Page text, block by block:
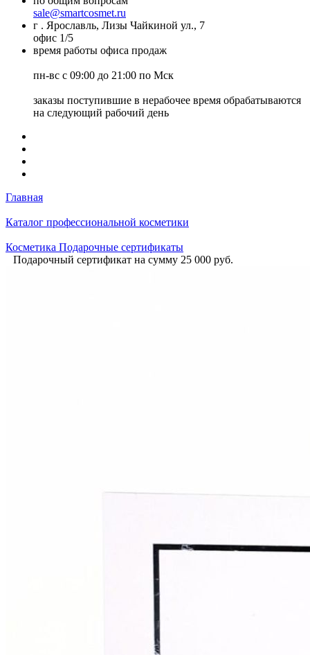
sale@smartcosmet.ru
г . Ярославль, Лизы Чайкиной ул., 7
офис 1/5
время работы офиса продаж
пн-вс с 09:00 до 21:00 по Мск
заказы поступившие в нерабочее время обрабатываются
на следующий рабочий день
Главная
Каталог профессиональной косметики
Косметика Подарочные сертификаты
Подарочный сертификат на сумму 25 000 руб.